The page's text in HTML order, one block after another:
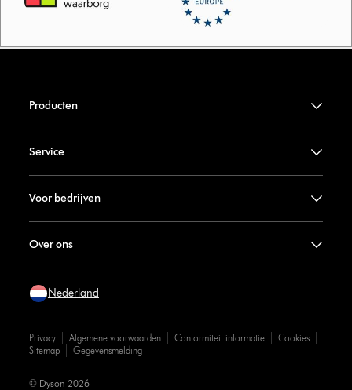
Producten
Service
Voor bedrijven
Over ons
Nederland
Privacy Algemene voorwaarden Conformiteit informatie
Cookies
Sitemap
Gegevensmelding
© Dyson 2026